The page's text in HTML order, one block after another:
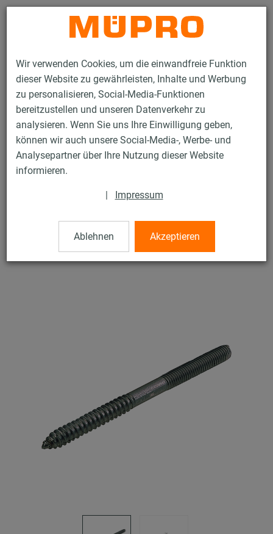
Wir verwenden Cookies, um die einwandfreie Funktion
dieser Website zu gewährleisten, Inhalte und Werbung
zu personalisieren, Social-Media-Funktionen
bereitzustellen und unseren Datenverkehr zu
analysieren. Wenn Sie uns Ihre Einwilligung geben,
können wir auch unsere Social-Media-, Werbe- und
Analysepartner über Ihre Nutzung dieser Website
informieren.
| Impressum
Ablehnen Akzeptieren
Kontakt
Produkte Befestigungstechnik
Edelstahlprodukte
Edelstahl-Montageteile
Stockschrauben
Stockschrauben
V2A Stockschraube, M10 x 60 mm